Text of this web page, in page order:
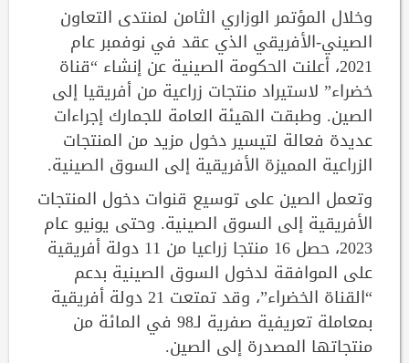
وخلال المؤتمر الوزاري الثامن لمنتدى التعاون
الصيني-الأفريقي الذي عقد في نوفمبر عام
2021، أعلنت الحكومة الصينية عن إنشاء “قناة
خضراء” لاستيراد منتجات زراعية من أفريقيا إلى
الصين. وطبقت الهيئة العامة للجمارك إجراءات
عديدة فعالة لتيسير دخول مزيد من المنتجات
الزراعية المميزة الأفريقية إلى السوق الصينية.
وتعمل الصين على توسيع قنوات دخول المنتجات
الأفريقية إلى السوق الصينية. وحتى يونيو عام
2023، حصل 16 منتجا زراعيا من 11 دولة أفريقية
على الموافقة لدخول السوق الصينية بدعم
“القناة الخضراء”، وقد تمتعت 21 دولة أفريقية
بمعاملة تعريفية صفرية لـ98 في المائة من
منتجاتها المصدرة إلى الصين.